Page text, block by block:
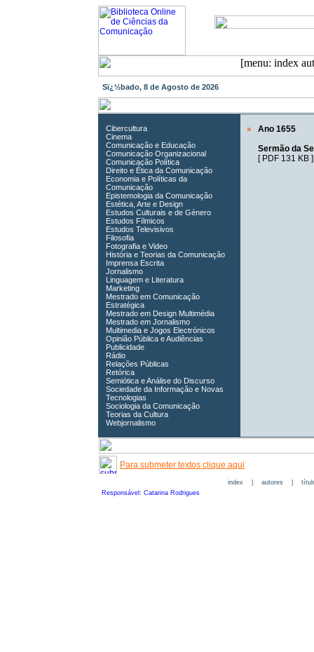
Sï¿½bado, 8 de Agosto de 2026
Cibercultura
Cinema
Comunicação e Educação
Comunicação Organizacional
Comunicação Política
Direito e Ética da Comunicação
Economia e Políticas da
Comunicação
Epistemologia da Comunicação
Estética, Arte e Design
Estudos Culturais e de Género
Estudos Fílmicos
Estudos Televisivos
Filosofia
Fotografia e Video
História e Teorias da Comunicação
Imprensa Escrita
Jornalismo
Linguagem e Literatura
Marketing
Mestrado em Comunicação
Estratégica
Mestrado em Design Multimédia
Mestrado em Jornalismo
Multimedia e Jogos Electrónicos
Opinião Pública e Audiências
Publicidade
Rádio
Relações Públicas
Retórica
Semiótica e Análise do Discurso
Sociedade da Informação e Novas
Tecnologias
Sociologia da Comunicação
Teorias da Cultura
Webjornalismo
»
Ano 1655
Sermão da
[ PDF 131 KB
Para submeter textos clique aqui
index| autores|